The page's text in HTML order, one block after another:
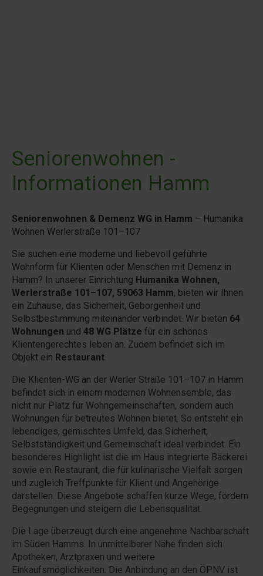
Seniorenwohnen -
Informationen Hamm
Seniorenwohnen & Demenz WG in Hamm – Humanika
Wohnen Werlerstraße 101–107
Sie suchen eine moderne und liebevoll geführte
Wohnform für Klienten oder Menschen mit Demenz in
Hamm? In unserer Einrichtung Humanika Wohnen,
Werlerstraße 101–107, 59063 Hamm, bieten wir Ihnen
ein Zuhause, das Sicherheit, Geborgenheit und
Selbstbestimmung miteinander verbindet. Wir bieten 64
Wohnungen und 48 WG Plätze für ein schönes
Klientengerechtes leben an. Zudem befindet sich im
Objekt ein Restaurant.
Die Klienten-WG an der Werler Straße 101–107 in Hamm
befindet sich in einem modernen Wohnensemble, das
nicht nur Platz für Wohngemeinschaften, sondern auch
Wohnungen für betreutes Wohnen bietet. So entsteht ein
lebendiges, gemischtes Umfeld, das Sicherheit,
Selbstständigkeit und Gemeinschaft ideal verbindet. Ein
besonderes Highlight ist die im Haus integrierte Bäckerei
sowie ein Restaurant, die für kulinarische Vielfalt sorgen
und zugleich Treffpunkte für Klient und Angehörige
darstellen. Diese Angebote schaffen kurze Wege, fördern
Begegnungen und steigern die Lebensqualität.
Die Lage überzeugt durch eine angenehme Nachbarschaft
im Süden Hamms. In unmittelbarer Nähe finden sich
Apotheken, Arztpraxen und weitere
Einkaufsmöglichkeiten. Die Anbindung an den ÖPNV ist